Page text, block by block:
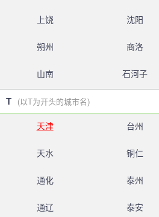
上饶 沈阳
朔州 商洛
山南 石河子
T (以T为开头的城市名)
天津 台州
天水 铜仁
通化 泰州
通辽 泰安